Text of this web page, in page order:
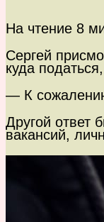
На чтение 8
Сергей
куда
— К
Другой ответ
вакансий,